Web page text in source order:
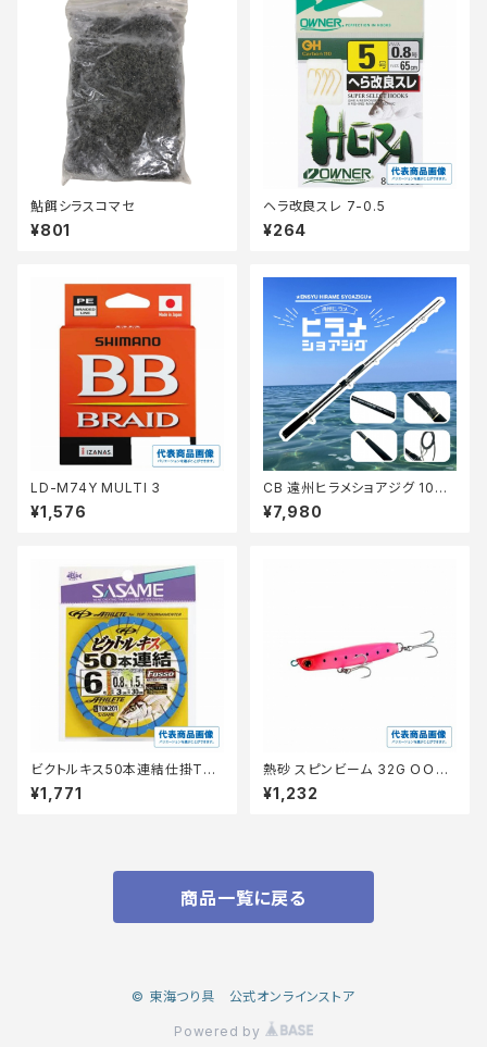
鮎餌シラスコマセ
¥801
ヘラ改良スレ 7-0.5
¥264
LD-M74Y MULTI 3
¥1,576
CB 遠州ヒラメショアジグ 100
MH【Tオリ】
¥7,980
ビクトルキス50本連結仕掛TO
K201 4号 【継続セール_仕掛】
¥1,771
熱砂 スピンビーム 32G ＯＯ−2
32Ｍ 025【特価ルアー】【20】
¥1,232
商品一覧に戻る
© 東海つり具 公式オンラインストア
Powered by